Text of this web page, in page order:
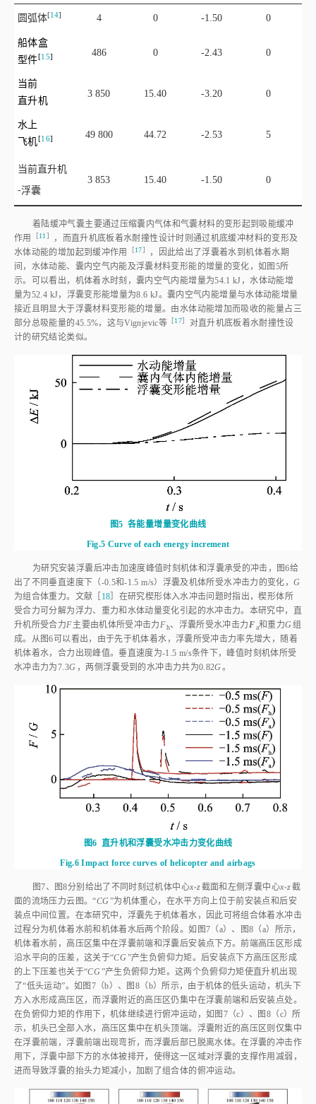
圆弧体[14] 4 0 -1.50 0
船体盒
型件[15] 486 0 -2.43 0
当前
直升机
3 850 15.40 -3.20 0
水上
飞机[16] 49 800 44.72 -2.53 5
当前直升机
⁃浮囊
3 853 15.40 -1.50 0
着陆缓冲气囊主要通过压缩囊内气体和气囊材料的变形起到吸能缓冲
作用 ［11 ］
，而直升机底板着水耐撞性设计时则通过机底缓冲材料的变形及
水体动能的增加起到缓冲作用 ［17］
，因此给出了浮囊着水到机体着水期
间，水体动能、囊内空气内能及浮囊材料变形能的增量的变化，如 图5所
示。可以看出，机体着水时刻，囊内空气内能增量为54.1 kJ，水体动能增
量为52.4 kJ，浮囊变形能增量为8.6 kJ。囊内空气内能增量与水体动能增量
接近且明显大于浮囊材料变形能的增量。由水体动能增加而吸收的能量占三
部分总吸能量的45.5%，这与Vignjevic等 ［17］
对直升机底板着水耐撞性设
计的研究结论类似。
图5 各能量增量变化曲线
Fig.5 Curve of each energy increment
为研究安装浮囊后冲击加速度峰值时刻机体和浮囊承受的冲击， 图6给
出了不同垂直速度下（-0.5和-1.5 m/s）浮囊及机体所受水冲击力的变化，G
为组合体重力。文献［ 18］在研究楔形体入水冲击问题时指出，楔形体所
受合力可分解为浮力、重力和水体动量变化引起的水冲击力。本研究中，直
升机所受合力F主要由机体所受冲击力Fh、浮囊所受水冲击力Fa和重力G 组
成。从图6 可以看出，由于先于机体着水，浮囊所受冲击力率先增大，随着
机体着水，合力出现峰值。垂直速度为-1.5 m/s条件下，峰值时刻机体所受
水冲击力为7.3G ，两侧浮囊受到的水冲击力共为0.82G 。
图6 直升机和浮囊受水冲击力变化曲线
Fig.6 Impact force curves of helicopter and airbags
图7、 图8分别给出了不同时刻过机体中心x⁃z截面和左侧浮囊中心x⁃z截
面的流场压力云图。“CG ”为机体重心，在水平方向上位于前安装点和后安
装点中间位置。在本研究中，浮囊先于机体着水，因此可将组合体着水冲击
过程分为机体着水前和机体着水后两个阶段。如 图7 （a）、 图8 （a）所示，
机体着水前，高压区集中在浮囊前端和浮囊后安装点下方。前端高压区形成
沿水平向的压差，这关于“CG ”产生负俯仰力矩。后安装点下方高压区形成
的上下压差也关于“CG ”产生负俯仰力矩。这两个负俯仰力矩使直升机出现
了“低头运动”。如 图7（b）、 图8 （b）所示，由于机体的低头运动，机头下
方入水形成高压区，而浮囊附近的高压区仍集中在浮囊前端和后安装点处。
在负俯仰力矩的作用下，机体继续进行俯冲运动，如 图7 （c）、 图8 （c）所
示，机头已全部入水，高压区集中在机头顶端。浮囊附近的高压区则仅集中
在浮囊前端，浮囊前端出现弯折，而浮囊后部已脱离水体。在浮囊的冲击作
用下，浮囊中部下方的水体被排开，使得这一区域对浮囊的支撑作用减弱，
进而导致浮囊的抬头力矩减小，加剧了组合体的俯冲运动。